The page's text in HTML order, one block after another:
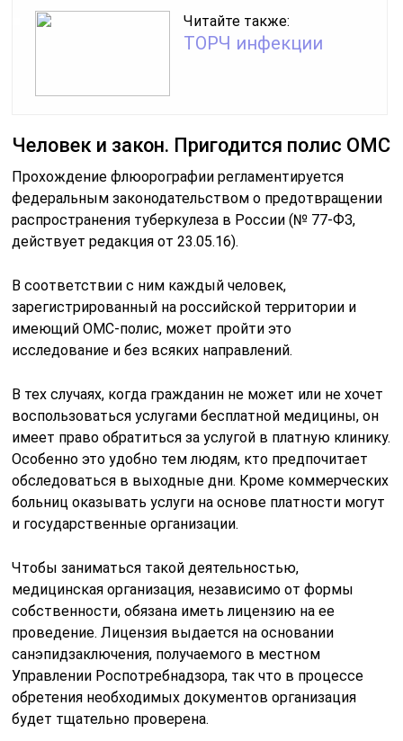
Читайте также:
ТОРЧ инфекции
Человек и закон. Пригодится полис ОМС
Прохождение флюорографии регламентируется
федеральным законодательством о предотвращении
распространения туберкулеза в России (№ 77-ФЗ,
действует редакция от 23.05.16).
В соответствии с ним каждый человек,
зарегистрированный на российской территории и
имеющий ОМС-полис, может пройти это
исследование и без всяких направлений.
В тех случаях, когда гражданин не может или не хочет
воспользоваться услугами бесплатной медицины, он
имеет право обратиться за услугой в платную клинику.
Особенно это удобно тем людям, кто предпочитает
обследоваться в выходные дни. Кроме коммерческих
больниц оказывать услуги на основе платности могут
и государственные организации.
Чтобы заниматься такой деятельностью,
медицинская организация, независимо от формы
собственности, обязана иметь лицензию на ее
проведение. Лицензия выдается на основании
санэпидзаключения, получаемого в местном
Управлении Роспотребнадзора, так что в процессе
обретения необходимых документов организация
будет тщательно проверена.